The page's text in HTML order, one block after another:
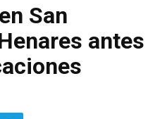
San
antes